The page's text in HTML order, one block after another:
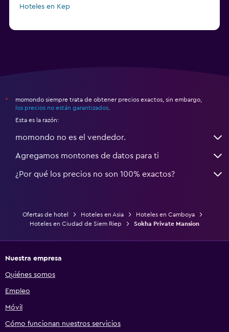
Hoteles en Kep
*
momondo siempre trata de obtener precios exactos, sin embargo,
los precios no están garantizados
Esta es la razón:
momondo no es el vendedor.
Agregamos montones de datos para ti
¿Por qué los precios no son 100% exactos?
Ofertas de hotel Hoteles en Asia
Hoteles en Camboya
Hoteles en Ciudad de Siem Riep
Sokha Private Mansion
Nuestra empresa
Quiénes somos
Empleo
Móvil
Cómo funcionan nuestros servicios